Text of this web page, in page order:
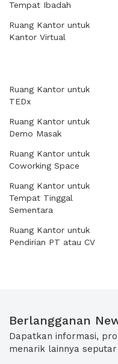
Tempat Ibadah
Ruang Kantor untuk
Kantor Virtual
Ruang Kantor untuk
TEDx
Ruang Kantor untuk
Demo Masak
Ruang Kantor untuk
Coworking Space
Ruang Kantor untuk
Tempat Tinggal
Sementara
Ruang Kantor untuk
Pendirian PT atau CV
Berlangganan
Dapatkan informasi,
menarik lainnya seputar